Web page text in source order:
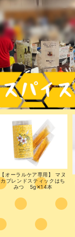
【オーラルケア専用】 マヌ
カブレンドスティックはち
みつ 5g✕14本